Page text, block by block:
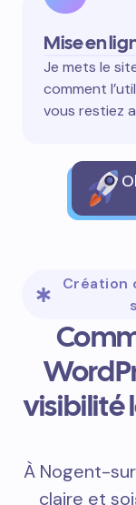
Mise en
Je mets le
comment
vous restiez
Création
visibilité
À Nogent-
claire et